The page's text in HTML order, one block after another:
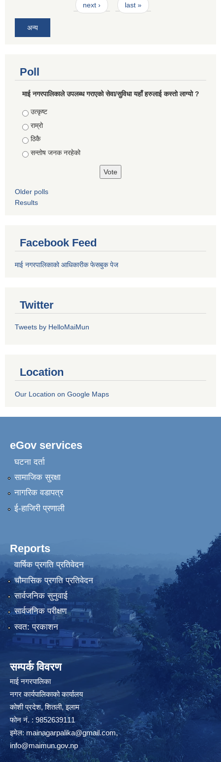
next › last »
अन्य
Poll
माई नगरपालिकाले उपलब्ध गराएको सेवा/सुविधा यहाँ हरुलाई कस्तो लाग्यो ?
Choices
उत्कृष्ट
राम्रो
ठिकै
सन्तोष जनक नरहेको
Older polls
Results
Facebook Feed
माई नगरपालिकाको आधिकारीक फेसबुक पेज
Twitter
Tweets by HelloMaiMun
Location
Our Location on Google Maps
eGov services
घटना दर्ता
सामाजिक सुरक्षा
नागरिक वडापत्र
ई-हाजिरी प्रणाली
Reports
वार्षिक प्रगति प्रतिवेदन
चौमासिक प्रगति प्रतिवेदन
सार्वजनिक सुनुवाई
सार्वजनिक परीक्षण
स्वत: प्रकाशन
सम्पर्क विवरण
माई नगरपालिका
नगर कार्यपालिकाको कार्यालय
कोशी प्रदेश, शितली, इलाम
फोन नं. : 9852639111
इमेल:mainagarpalika@gmail.com,
info@maimun.gov.np